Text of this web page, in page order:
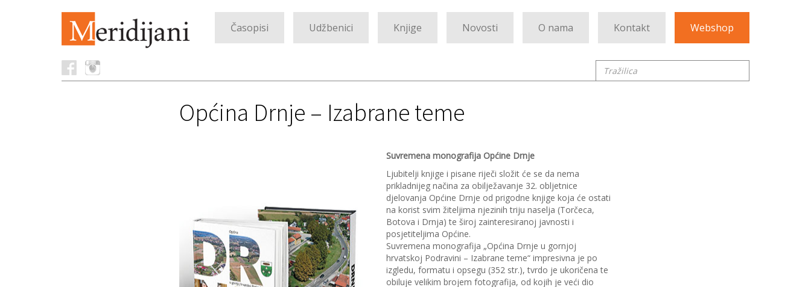
Časopisi Udžbenici Knjige Novosti O nama Kontakt Webshop
Tražilica
Općina Drnje – Izabrane teme
Suvremena monografija Općine Drnje
Ljubitelji knjige i pisane riječi složit će se da nema
prikladnijeg načina za obilježavanje 32. obljetnice
djelovanja Općine Drnje od prigodne knjige koja će ostati
na korist svim žiteljima njezinih triju naselja (Torčeca,
Botova i Drnja) te široj zainteresiranoj javnosti i
posjetiteljima Općine.
Suvremena monografija „Općina Drnje u gornjoj
hrvatskoj Podravini – Izabrane teme“ impresivna je po
izgledu, formatu i opsegu (352 str.), tvrdo je ukoričena te
obiluje velikim brojem fotografija, od kojih je veći dio